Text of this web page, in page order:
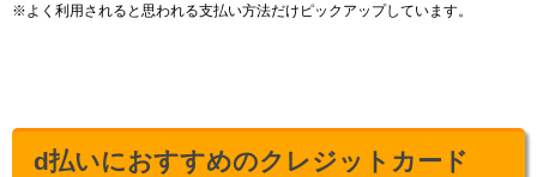
※よく利用されると思われる支払い方法だけピックアップしています。
d払いにおすすめのクレジットカード